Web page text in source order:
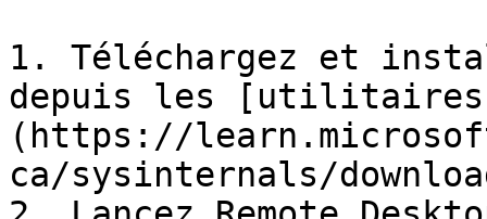
1. Téléchargez et
depuis les [utilitaires
(https://
ca/sysinternals/